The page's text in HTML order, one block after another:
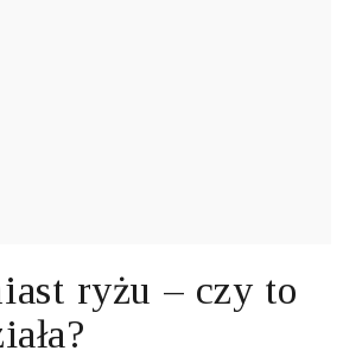
ryżu – czy to